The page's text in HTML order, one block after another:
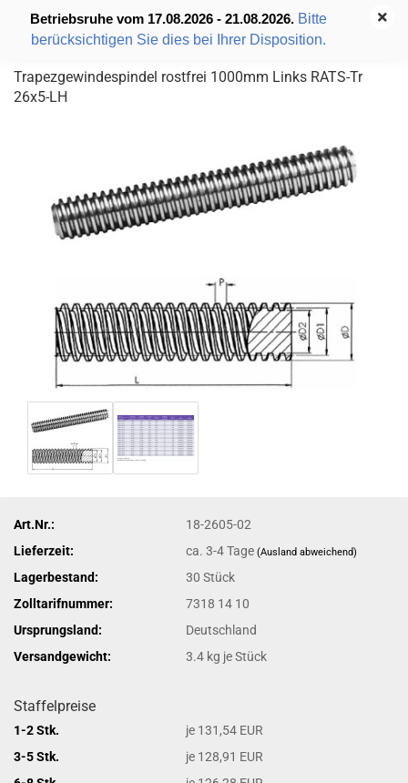
Betriebsruhe vom 17.08.2026 - 21.08.2026. Bitte
berücksichtigen Sie dies bei Ihrer Disposition.
Trapezgewindespindel rostfrei 1000mm Links RATS-Tr
26x5-LH
Art.Nr.:
18-2605-02
Lieferzeit:
ca. 3-4 Tage(Ausland abweichend)
Lagerbestand: 30Stück
Zolltarifnummer:
7318 14 10
Ursprungsland:
Deutschland
Versandgewicht:
3.4 kg je Stück
Staffelpreise
1-2 Stk.
je 131,54 EUR
3-5 Stk.
je 128,91 EUR